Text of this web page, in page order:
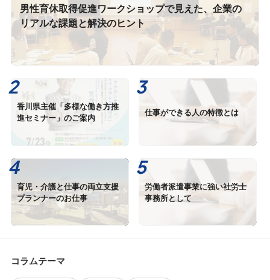
男性育休取得促進ワークショップで見えた、企業の
リアルな課題と解決のヒント
香川県主催「多様な働き方推
進セミナー」のご案内
仕事ができる人の特徴とは
育児・介護と仕事の両立支援
プランナーのお仕事
労働者派遣事業に強い社労士
事務所として
コラムテーマ